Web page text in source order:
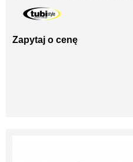
Zapytaj o cenę